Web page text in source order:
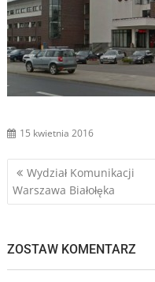
15 kwietnia 2016
Nawigacja
wpisu
Wydział Komunikacji
Warszawa Białołęka
ZOSTAW KOMENTARZ